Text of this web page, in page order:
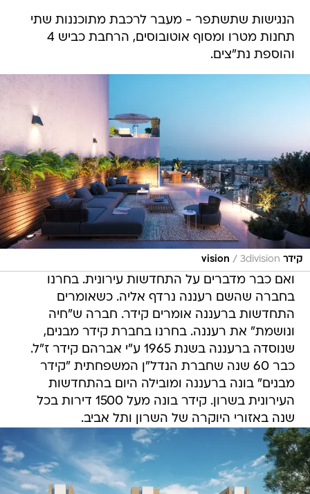
הנגישות שתשתפר - מעבר לרכבת מתוכננות שתי
תחנות מטרו ומסוף אוטובוסים, הרחבת כביש 4
והוספת נת"צים.
קידר vision / 3division
ואם כבר מדברים על התחדשות עירונית. בחרנו
בחברה שהשם רעננה נרדף אליה. כשאומרים
התחדשות ברעננה אומרים קידר. חברה ש"חיה
ונושמת" את רעננה. בחרנו בחברת קידר מבנים,
שנוסדה ברעננה בשנת 1965 ע"י אברהם קידר ז"ל.
כבר 60 שנה שחברת הנדל"ן המשפחתית "קידר
מבנים" בונה ברעננה ומובילה היום בהתחדשות
העירונית בשרון. קידר בונה מעל 1500 דירות בכל
שנה באזורי היוקרה של השרון ותל אביב.